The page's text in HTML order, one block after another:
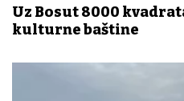
Uz Bosut 8000
kulturne baštine